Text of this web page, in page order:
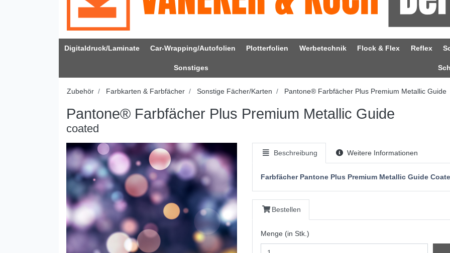
Digitaldruck/Laminate Car-Wrapping/Autofolien Plotterfolien Werbetechnik Flock & Flex Reflex
Sonstiges
Zubehör Farbkarten & Farbfächer Sonstige Fächer/Karten Pantone® Farbfächer Plus Premium Metallic Guide
Pantone® Farbfächer Plus Premium Metallic Guide
coated
Beschreibung Weitere Informationen
Farbfächer Pantone Plus Premium Metallic Guide
Bestellen
Menge (in Stk.)